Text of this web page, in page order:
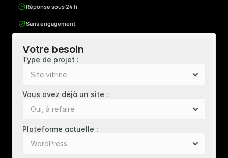
Réponse sous 24 h
Sans engagement
Votre besoin
Type de projet :
Vous avez déjà un site :
Plateforme actuelle :